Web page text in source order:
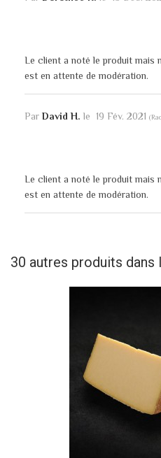
Le client a noté le produit mais
est en attente de modération.
Par David H. le 19 Fév. 2021 (
Le client a noté le produit mais
est en attente de modération.
30 autres produits dans